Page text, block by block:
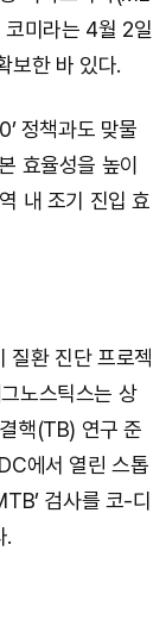
미라는 4월 2일
보한 바 있다.
정책과도 맞물
효율성을 높이
내 조기 진입 효
질환 진단 프로젝
노스틱스는 상
핵(TB) 연구 준
에서 열린 스톱
검사를 코-디
.